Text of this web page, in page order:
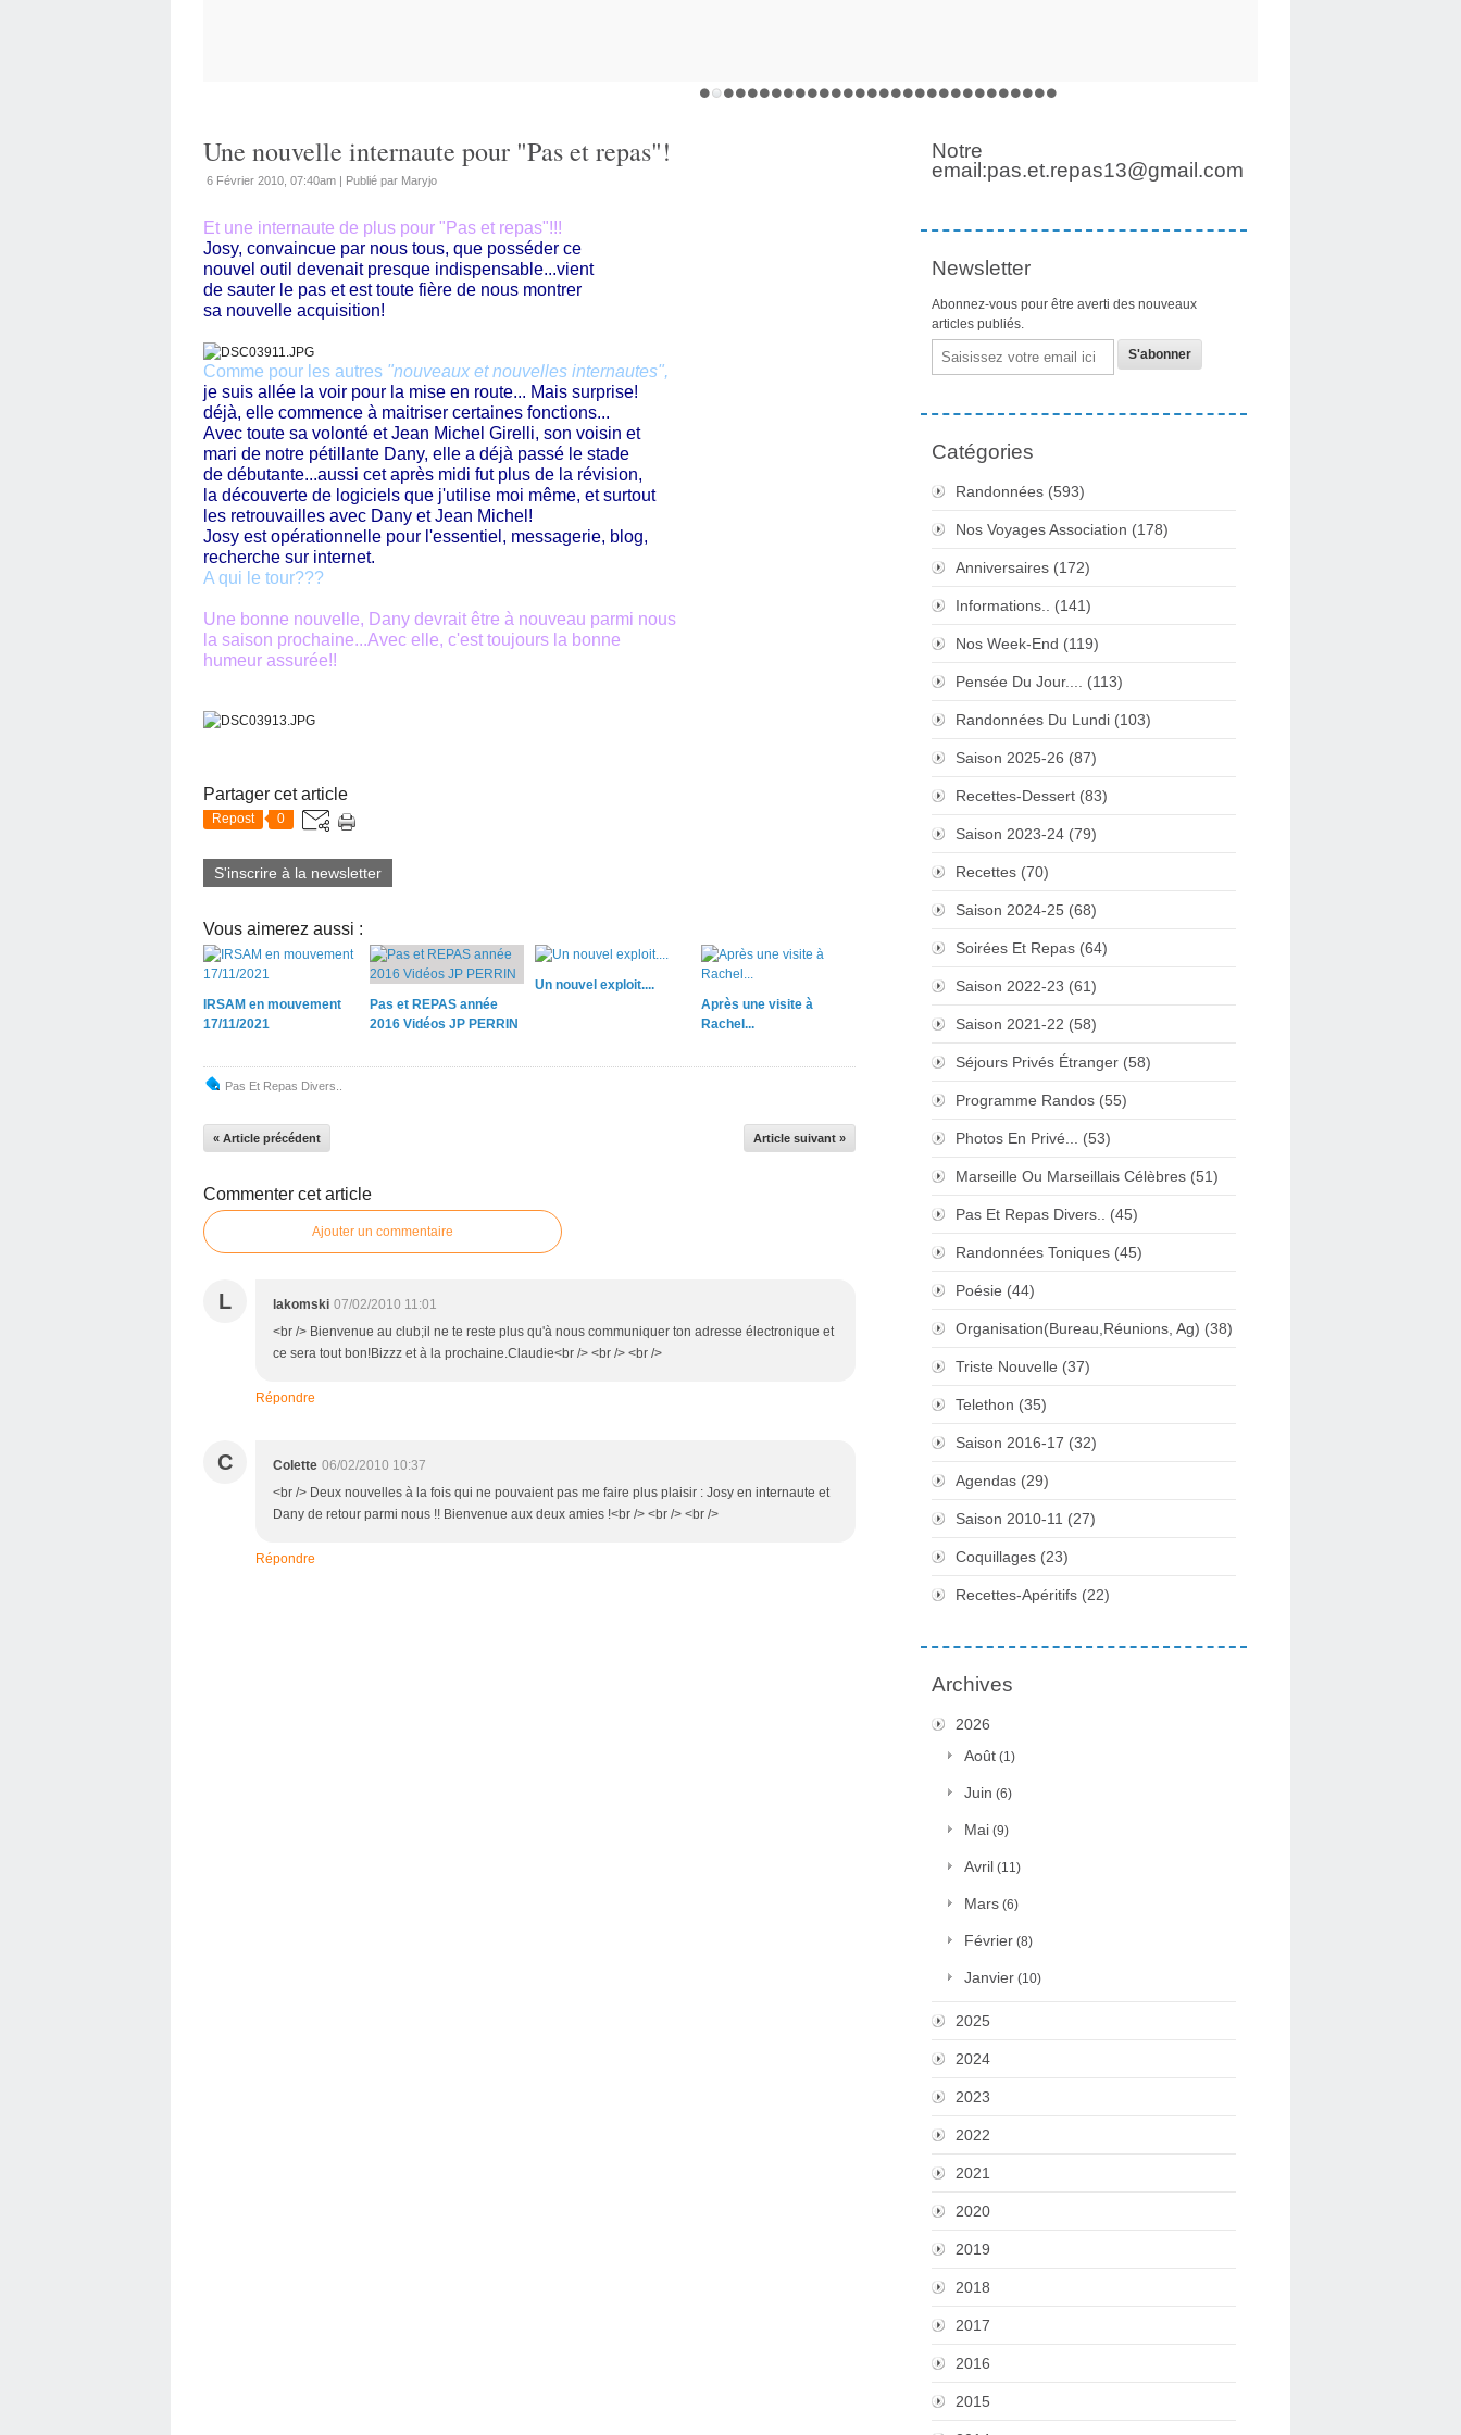
Une nouvelle internaute pour "Pas et repas"!
6 Février 2010, 07:40am | Publié par Maryjo
Et une internaute de plus pour "Pas et repas"!!!
Josy, convaincue par nous tous, que posséder ce
nouvel outil devenait presque indispensable...vient
de sauter le pas et est toute fière de nous montrer
sa nouvelle acquisition!
Comme pour les autres "nouveaux et nouvelles internautes",
je suis allée la voir pour la mise en route... Mais surprise!
déjà, elle commence à maitriser certaines fonctions...
Avec toute sa volonté et Jean Michel Girelli, son voisin et
mari de notre pétillante Dany, elle a déjà passé le stade
de débutante...aussi cet après midi fut plus de la révision,
la découverte de logiciels que j'utilise moi même, et surtout
les retrouvailles avec Dany et Jean Michel!
Josy est opérationnelle pour l'essentiel, messagerie, blog,
recherche sur internet.
A qui le tour???
Une bonne nouvelle, Dany devrait être à nouveau parmi nous
la saison prochaine...Avec elle, c'est toujours la bonne
humeur assurée!!
Partager cet article
Repost 0
S'inscrire à la newsletter
Vous aimerez aussi :
IRSAM en mouvement
17/11/2021
Pas et REPAS année
2016 Vidéos JP PERRIN
Un nouvel exploit....
Après une visite à
Rachel...
Pas Et Repas Divers..
« Article précédent Article suivant »
Commenter cet article
Ajouter un commentaire
L lakomski 07/02/2010 11:01
<br /> Bienvenue au club;il ne te reste plus qu'à nous communiquer ton adresse électronique et
ce sera tout bon!Bizzz et à la prochaine.Claudie<br /> <br /> <br />
Répondre
C Colette 06/02/2010 10:37
<br /> Deux nouvelles à la fois qui ne pouvaient pas me faire plus plaisir : Josy en internaute et
Dany de retour parmi nous !! Bienvenue aux deux amies !<br /> <br /> <br />
Répondre
Notre
email:pas.et.repas13@gmail.com
Newsletter
Abonnez-vous pour être averti des nouveaux
articles publiés.
Email
Catégories
Randonnées (593)
Nos Voyages Association (178)
Anniversaires (172)
Informations.. (141)
Nos Week-End (119)
Pensée Du Jour.... (113)
Randonnées Du Lundi (103)
Saison 2025-26 (87)
Recettes-Dessert (83)
Saison 2023-24 (79)
Recettes (70)
Saison 2024-25 (68)
Soirées Et Repas (64)
Saison 2022-23 (61)
Saison 2021-22 (58)
Séjours Privés Étranger (58)
Programme Randos (55)
Photos En Privé... (53)
Marseille Ou Marseillais Célèbres (51)
Pas Et Repas Divers.. (45)
Randonnées Toniques (45)
Poésie (44)
Organisation(Bureau,Réunions, Ag) (38)
Triste Nouvelle (37)
Telethon (35)
Saison 2016-17 (32)
Agendas (29)
Saison 2010-11 (27)
Coquillages (23)
Recettes-Apéritifs (22)
Archives
2026
Août (1)
Juin (6)
Mai (9)
Avril (11)
Mars (6)
Février (8)
Janvier (10)
2025
2024
2023
2022
2021
2020
2019
2018
2017
2016
2015